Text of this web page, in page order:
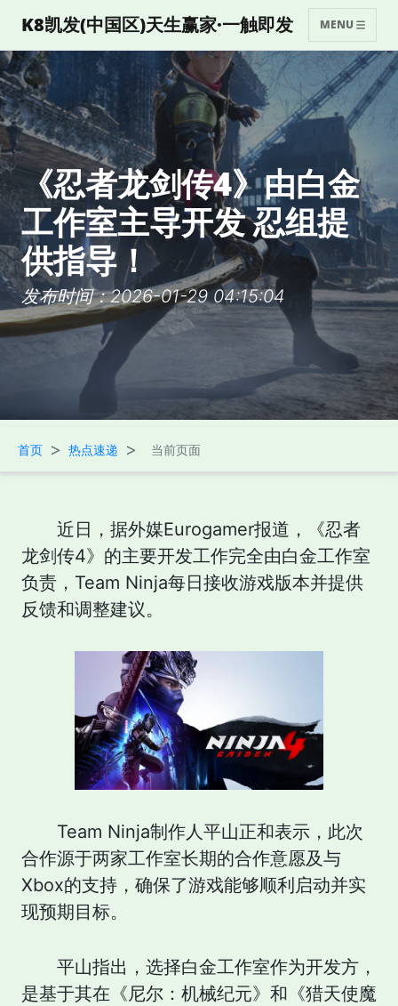
K8凯发(中国区)天生赢家·一触即发 MENU
《忍者龙剑传4》由白金
工作室主导开发 忍组提
供指导！
发布时间：2026-01-29 04:15:04
首页 > 热点速递 > 当前页面
近日，据外媒Eurogamer报道，《忍者
龙剑传4》的主要开发工作完全由白金工作室
负责，Team Ninja每日接收游戏版本并提供
反馈和调整建议。
Team Ninja制作人平山正和表示，此次
合作源于两家工作室长期的合作意愿及与
Xbox的支持，确保了游戏能够顺利启动并实
现预期目标。
平山指出，选择白金工作室作为开发方，
是基于其在《尼尔：机械纪元》和《猎天使魔